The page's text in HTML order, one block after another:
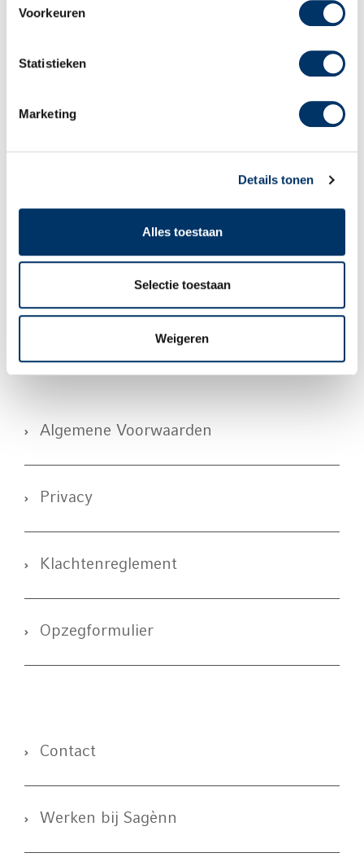
Voorkeuren
Statistieken
Marketing
Details tonen
Alles toestaan
Selectie toestaan
Weigeren
Sagènn Re-integratie
Downloads Re-integratie
Algemene Voorwaarden
Privacy
Klachtenreglement
Opzegformulier
Contact
Werken bij Sagènn